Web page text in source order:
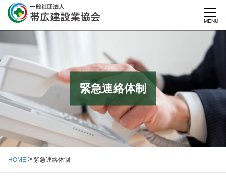
MENU
緊急連絡体制
HOME 緊急連絡体制